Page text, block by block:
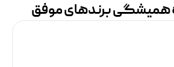
برندهای موفق